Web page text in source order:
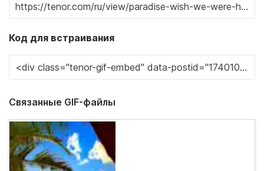
Код для встраивания
Связанные GIF-файлы